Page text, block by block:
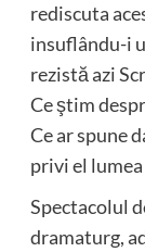
rediscuta
insuflându-i
rezistă azi
Ce ştim
Ce ar spune
privi el
Spectacolul
dramaturg,